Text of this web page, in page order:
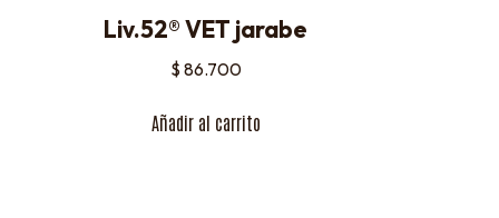
Liv.52® VET jarabe
$ 86.700
Añadir al carrito